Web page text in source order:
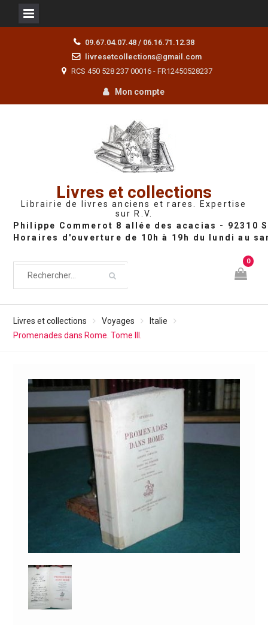
09.67.04.07.48 / 06.16.71.12.38
livresetcollections@gmail.com
RCS 450 528 237 00016 - FR12450528237
Mon compte
Livres et collections
Librairie de livres anciens et rares. Expertise
sur R.V.
0
Livres et collections Voyages
Italie
Promenades dans Rome. Tome III.